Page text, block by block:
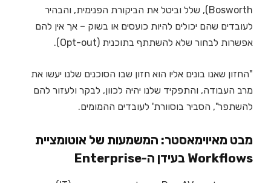
Bosworth), שלל וביטל את הביקורת הפנימית, והבהיר
לעובדים שהם יכולים להיות כועסים או בשוק – אך אין להם
אפשרות לבחור שלא להשתתף בתוכנית (Opt-out).
"החזון שאנו בונים אליו הוא חזון שבו הסוכנים שלנו יעשו את
מרב העבודה, והתפקיד שלנו יהיה לכוון, לבקר ולעזור להם
להשתפר", הסביר בוסוורת' לעובדים ההמומים.
מבט מאיוימאסטר: המשמעות של אוטומציית
Workflows בעידן ה-Enterprise